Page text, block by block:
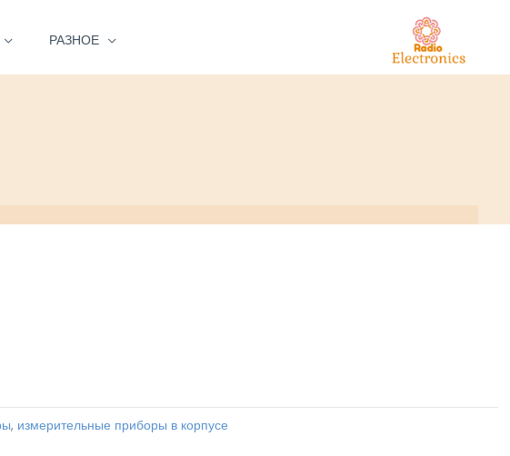
РАЗНОЕ
, измерительные приборы в корпусе